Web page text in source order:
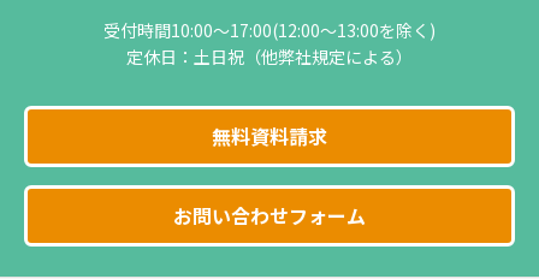
受付時間10:00～17:00(12:00～13:00を除く)
定休日：土日祝（他弊社規定による）
無料資料請求
お問い合わせフォーム